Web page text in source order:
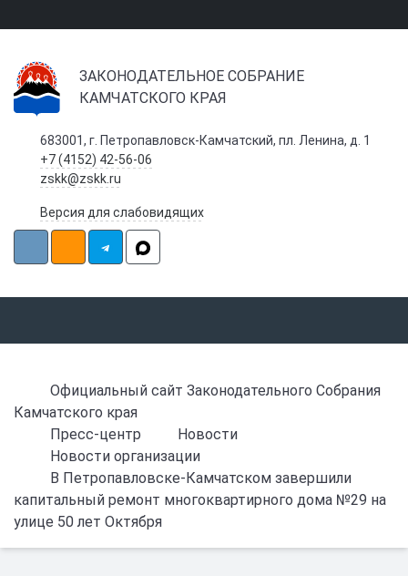
ЗАКОНОДАТЕЛЬНОЕ СОБРАНИЕ
КАМЧАТСКОГО КРАЯ
683001, г. Петропавловск-Камчатский, пл. Ленина, д. 1
+7 (4152) 42-56-06
zskk@zskk.ru
Версия для слабовидящих
Официальный сайт Законодательного Собрания
Камчатского края
Пресс-центр
Новости
Новости организации
В Петропавловске-Камчатском завершили
капитальный ремонт многоквартирного дома №29 на
улице 50 лет Октября